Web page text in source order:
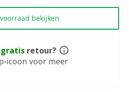
bekijken
gratis retour?
icoon voor meer